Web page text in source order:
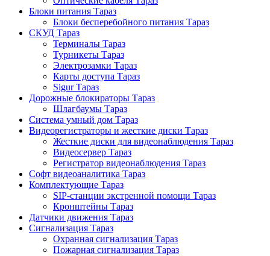
Блоки питания Тараз
Блоки бесперебойного питания Тараз
СКУД Тараз
Терминалы Тараз
Турникеты Тараз
Электрозамки Тараз
Карты доступа Тараз
Sigur Тараз
Дорожные блокираторы Тараз
Шлагбаумы Тараз
Система умный дом Тараз
Видеорегистраторы и жесткие диски Тараз
Жесткие диски для видеонаблюдения Тараз
Видеосервер Тараз
Регистратор видеонаблюдения Тараз
Софт видеоаналитика Тараз
Комплектующие Тараз
SIP-станции экстренной помощи Тараз
Кронштейны Тараз
Датчики движения Тараз
Сигнализация Тараз
Охранная сигнализация Тараз
Пожарная сигнализация Тараз